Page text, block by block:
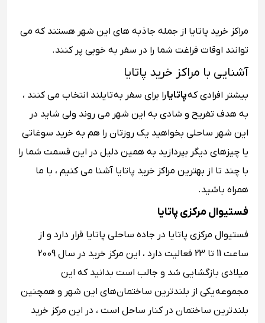
مراکز خرید پاتایا از جمله جاذبه های این شهر هستند که می
توانند اوقات فراغت شما را در سفر به خوبی پر کنند.
آشنایی با مراکز خرید پاتایا
بیشتر افرادی کهپاتایارا برای سفر به تایلند انتخاب می کنند ،
به هدف تفریح و شادی به این شهر می روند ولی شاید در
این شهر ساحلی بخواهید یک روزتان را هم به خرید سوغاتی
یا چیزهای دیگر بپردازید به همین دلیل در این قسمت شما را
با چند تا از بهترین مراکز خرید پاتایا آشنا می کنیم ، با ما
همراه باشید.
فستیوال مرکزی پاتایا
فستیوال مرکزی پاتایا در جاده ساحلی پاتایا قرار دارد و از
ساعت 11 تا 23 فعالیت دارد ، این مرکز خرید در سال 2009
میلادی بازگشایی شد و جالب است بدانید که این
مجموعه یکی از بلندترین ساختمان‌های این شهر و همچنین
بلندترین ساختمان در کنار ساحل است ، در این مرکز خرید